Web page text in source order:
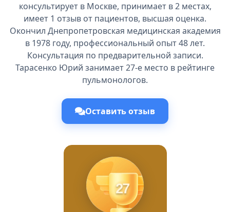
консультирует в Москве, принимает в 2 местах,
имеет 1 отзыв от пациентов, высшая оценка.
Окончил Днепропетровская медицинская академия
в 1978 году, профессиональный опыт 48 лет.
Консультация по предварительной записи.
Тарасенко Юрий занимает 27-е место в рейтинге
пульмонологов.
Оставить отзыв
27